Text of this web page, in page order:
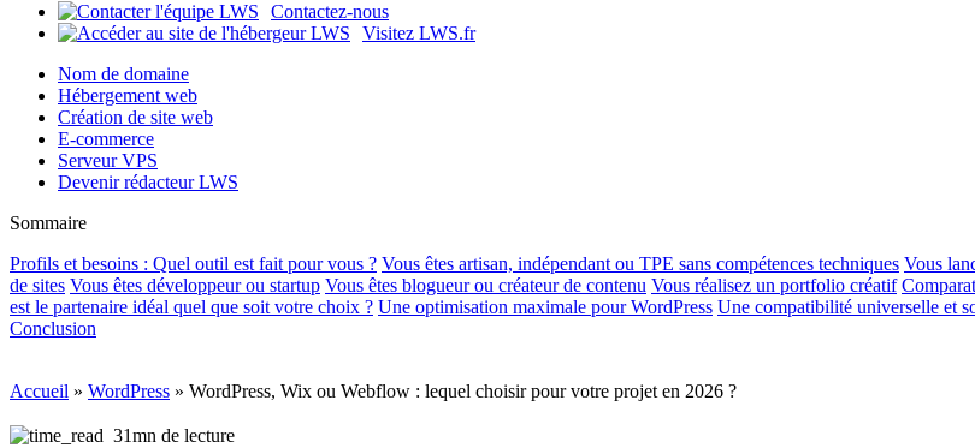
Contactez-nous
Visitez LWS.fr
Nom de domaine
Hébergement web
Création de site web
E-commerce
Serveur VPS
Devenir rédacteur LWS
Sommaire
Profils et besoins : Quel outil est fait pour vous ? Vous êtes artisan, indépendant ou TPE sans compétences techniques Vous
de sites Vous êtes développeur ou startup Vous êtes blogueur ou créateur de contenu Vous réalisez un portfolio créatif
est le partenaire idéal quel que soit votre choix ? Une optimisation maximale pour WordPress Une compatibilité universelle et
Conclusion
Accueil » WordPress » WordPress, Wix ou Webflow : lequel choisir pour votre projet en 2026 ?
31mn de lecture